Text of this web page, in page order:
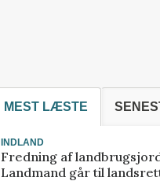
MEST LÆSTE
INDLAND
Fredning af
Landmand går til